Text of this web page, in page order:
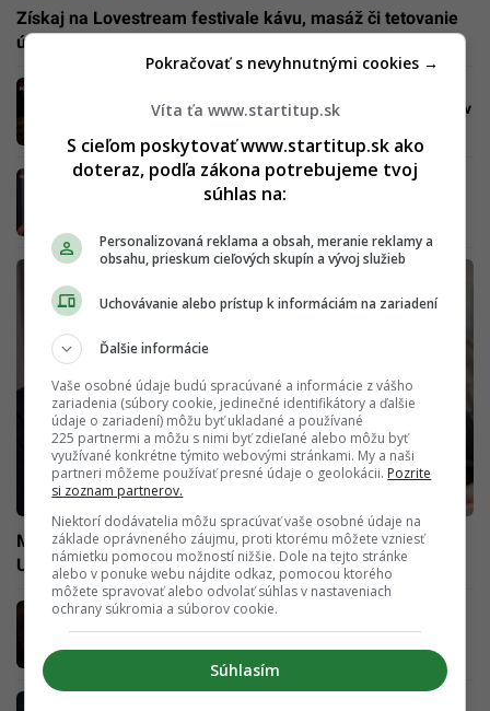
Získaj na Lovestream festivale kávu, masáž či tetovanie
úplne zadarmo
Martin Klus o absolútnom nezáujme Slovákov
„Fico je vraj alfasamec, čo pomáha
Slovensku,” seniori žijú v mylnej predstave,
Mesežnikov: Rusko je agresor, ktorý má byť vyhnaný z
Ukrajiny
VIDEO: Nočný výbuch pri bratislavskom
letisku, okolie zasiahla tlaková vlna
Víta ťa www.startitup.sk
S cieľom poskytovať www.startitup.sk ako
doteraz, podľa zákona potrebujeme tvoj
súhlas na:
Personalizovaná reklama a obsah, meranie reklamy a
obsahu, prieskum cieľových skupín a vývoj služieb
Uchovávanie alebo prístup k informáciám na zariadení
Ďalšie informácie
Vaše osobné údaje budú spracúvané a informácie z vášho
zariadenia (súbory cookie, jedinečné identifikátory a ďalšie
údaje o zariadení) môžu byť ukladané a používané
225 partnermi a môžu s nimi byť zdieľané alebo môžu byť
využívané konkrétne týmito webovými stránkami. My a naši
partneri môžeme používať presné údaje o geolokácii. Pozrite
si zoznam partnerov.
Niektorí dodávatelia môžu spracúvať vaše osobné údaje na
základe oprávneného záujmu, proti ktorému môžete vzniesť
námietku pomocou možností nižšie. Dole na tejto stránke
alebo v ponuke webu nájdite odkaz, pomocou ktorého
môžete spravovať alebo odvolať súhlas v nastaveniach
ochrany súkromia a súborov cookie.
Súhlasím
Pokračovať s nevyhnutnými cookies →